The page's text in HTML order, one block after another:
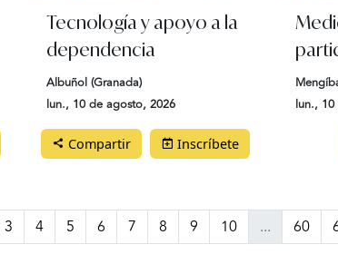
Tecnología y apoyo a la
dependencia
Albuñol (Granada)
lun., 10 de agosto, 2026
Compartir Inscríbete
lun.,
3 4 5 6 7 8 9 10 ... 60